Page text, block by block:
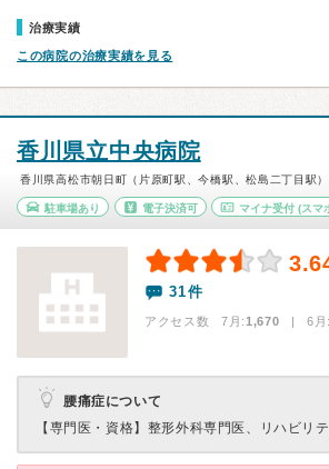
治療実績
この病院の治療実績を見る
香川県立中央病院
香川県高松市朝日町（片原町駅、今橋駅、松島二丁目駅）
駐車場あり 電子決済可 マイナ受付 (スマ
31件
アクセス数 7月:1,670 | 6月
腰痛症について
【専門医・資格】 整形外科専門医、リハビリ